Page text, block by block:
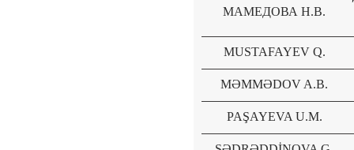
МАМЕДОВА Н.В.
MUSTAFAYEV Q.
MƏMMƏDOV A.B.
PAŞAYEVA U.M.